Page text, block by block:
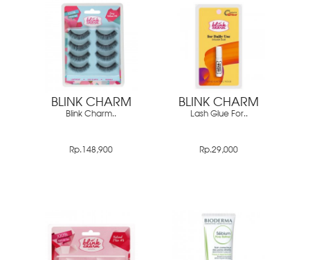
BLINK CHARM
Blink Charm..
Rp.148,900
BLINK CHARM
Lash Glue For..
Rp.29,000